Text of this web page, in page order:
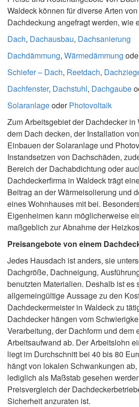
Waldeck können für diverse Arten
Dachdeckung angefragt werden, wie
Dach, Dachausbau, Dachsanierung
Dachdämmung, Wärmedämmung
Schiefer – Dach, Reetdach,
Dachfenster, Dachstuhl, Dachgaube
SolaranlageoderPhotovoltaik
Zum Arbeitsgebiet der Dachdecker in
dem Dach decken, der Installation
Einbauen der Solaranlage und
Instandsetzen von Dachschäden,
Bereich der Dachabdichtung oder
Dachdeckerfirma in Waldeck trägt
Beitrag an der Wärmeisolierung und
eines Wohnhauses mit bei.
Eigenheimen kann möglicherweise
maßgeblich zur Abnahme der
Preisangebote von einem
Jedes Hausdach ist anders, sie
Dachgröße, Dachneigung,
benutzten Materialien. Deshalb ist es
allgemeingültige Aussage zu den
Dachdeckermeister in Waldeck zu
Dachdecker hängen vom
Verarbeitung, der Dachform und dem
Arbeitsaufwand ab. Der Arbeitslohn
liegt im Durchschnitt bei 40 bis 80
hängt von lokalen Schwankungen
lediglich als Maßstab gesehen
Preisvergleich der
Sicherheit anzuraten ist.